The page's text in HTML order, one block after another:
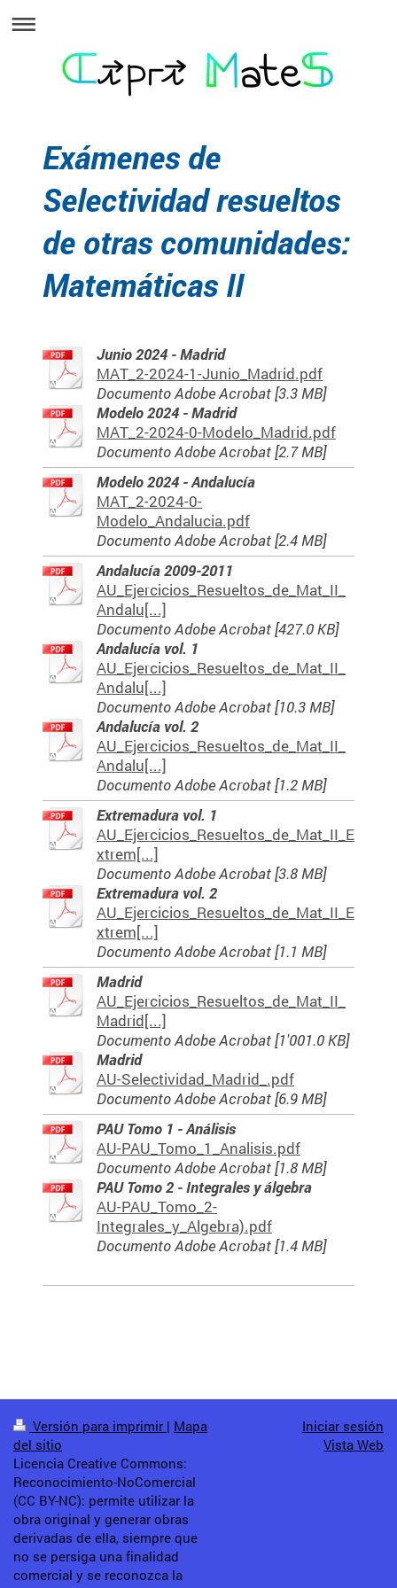
Exámenes de
Selectividad resueltos
de otras comunidades:
Matemáticas II
Junio 2024 - Madrid
MAT_2-2024-1-Junio_Madrid.pdf
Documento Adobe Acrobat [3.3 MB]
Modelo 2024 - Madrid
MAT_2-2024-0-Modelo_Madrid.pdf
Documento Adobe Acrobat [2.7 MB]
Modelo 2024 - Andalucía
MAT_2-2024-0-
Modelo_Andalucia.pdf
Documento Adobe Acrobat [2.4 MB]
Andalucía 2009-2011
AU_Ejercicios_Resueltos_de_Mat_II_
Andalu[...]
Documento Adobe Acrobat [427.0 KB]
Andalucía vol. 1
AU_Ejercicios_Resueltos_de_Mat_II_
Andalu[...]
Documento Adobe Acrobat [10.3 MB]
Andalucía vol. 2
AU_Ejercicios_Resueltos_de_Mat_II_
Andalu[...]
Documento Adobe Acrobat [1.2 MB]
Extremadura vol. 1
AU_Ejercicios_Resueltos_de_Mat_II_E
xtrem[...]
Documento Adobe Acrobat [3.8 MB]
Extremadura vol. 2
AU_Ejercicios_Resueltos_de_Mat_II_E
xtrem[...]
Documento Adobe Acrobat [1.1 MB]
Madrid
AU_Ejercicios_Resueltos_de_Mat_II_
Madrid[...]
Documento Adobe Acrobat [1'001.0 KB]
Madrid
AU-Selectividad_Madrid_.pdf
Documento Adobe Acrobat [6.9 MB]
PAU Tomo 1 - Análisis
AU-PAU_Tomo_1_Analisis.pdf
Documento Adobe Acrobat [1.8 MB]
PAU Tomo 2 - Integrales y álgebra
AU-PAU_Tomo_2-
Integrales_y_Algebra).pdf
Documento Adobe Acrobat [1.4 MB]
Versión para imprimir | Mapa
del sitio
Licencia Creative Commons:
Reconocimiento-NoComercial
(CC BY-NC): permite utilizar la
obra original y generar obras
derivadas de ella, siempre que
no se persiga una finalidad
comercial y se reconozca la
Iniciar sesión
Vista Web